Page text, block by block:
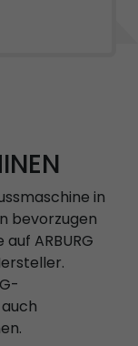
in
bevorzugen
ARBURG